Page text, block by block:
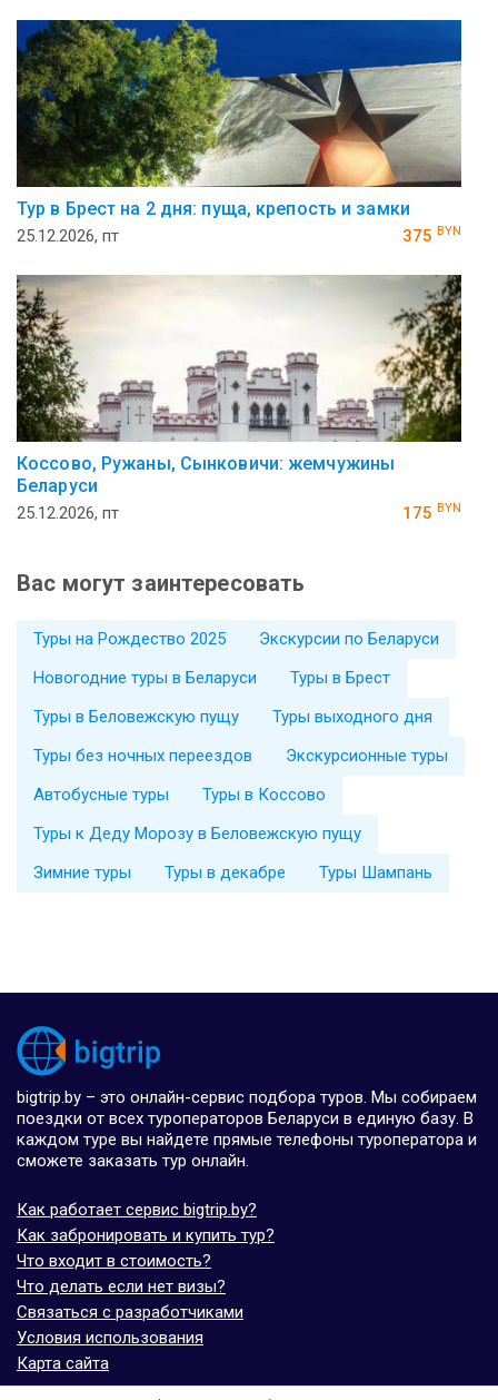
Тур в Брест на 2 дня: пуща, крепость и замки
25.12.2026, пт 375 BYN
Коссово, Ружаны, Сынковичи: жемчужины
Беларуси
25.12.2026, пт 175 BYN
Вас могут заинтересовать
Туры на Рождество 2025
Экскурсии по Беларуси
Новогодние туры в Беларуси
Туры в Брест
Туры в Беловежскую пущу
Туры выходного дня
Туры без ночных переездов
Экскурсионные туры
Автобусные туры
Туры в Коссово
Туры к Деду Морозу в Беловежскую пущу
Зимние туры
Туры в декабре Туры Шампань
bigtrip.by – это онлайн-сервис подбора туров. Мы собираем
поездки от всех туроператоров Беларуси в единую базу. В
каждом туре вы найдете прямые телефоны туроператора и
сможете заказать тур онлайн.
Как работает сервис bigtrip.by?
Как забронировать и купить тур?
Что входит в стоимость?
Что делать если нет визы?
Связаться с разработчиками
Условия использования
Карта сайта